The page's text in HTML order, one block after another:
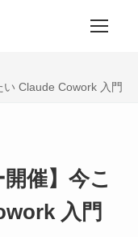
い Claude Cowork ⼊⾨
催】今こ
⼊⾨